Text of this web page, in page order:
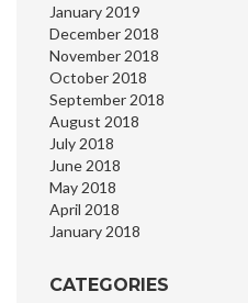
January 2019
December 2018
November 2018
October 2018
September 2018
August 2018
July 2018
June 2018
May 2018
April 2018
January 2018
CATEGORIES